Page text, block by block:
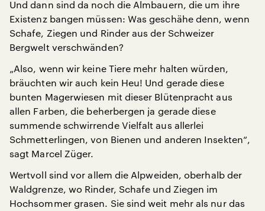
Und dann sind da noch die Almbauern, die um ihre
Existenz bangen müssen: Was geschähe denn, wenn
Schafe, Ziegen und Rinder aus der Schweizer
Bergwelt verschwänden?
„Also, wenn wir keine Tiere mehr halten würden,
bräuchten wir auch kein Heu! Und gerade diese
bunten Magerwiesen mit dieser Blütenpracht aus
allen Farben, die beherbergen ja gerade diese
summende schwirrende Vielfalt aus allerlei
Schmetterlingen, von Bienen und anderen Insekten“,
sagt Marcel Züger.
Wertvoll sind vor allem die Alpweiden, oberhalb der
Waldgrenze, wo Rinder, Schafe und Ziegen im
Hochsommer grasen. Sie sind weit mehr als nur das